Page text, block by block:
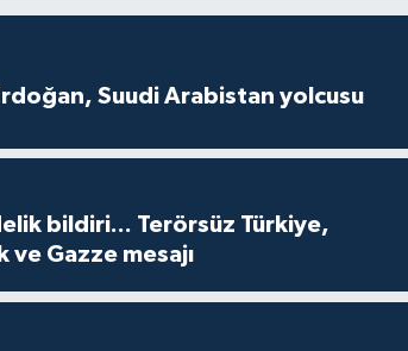
Suudi Arabistan yolcusu
bildiri... Terörsüz Türkiye,
Gazze mesajı